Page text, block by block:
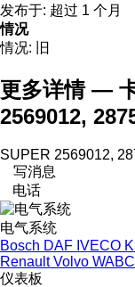
发布于: 超过 1 个月
情况
情况:
旧
更多详情 —
2569012,
SUPER 2569012,
写消息
电话
电气系统
Bosch DAF IVECO
RenaultVolvo
仪表板